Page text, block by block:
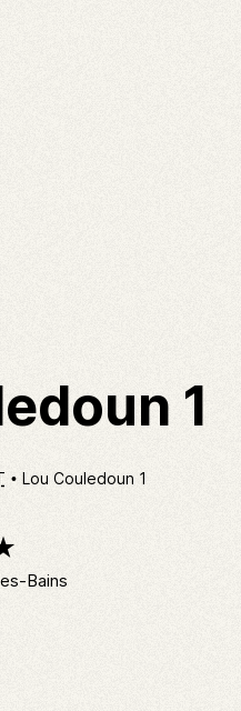
1
Lou Couledoun 1
étoiles
Bains